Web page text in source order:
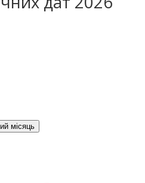
місяць